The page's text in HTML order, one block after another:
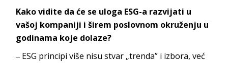
Kako vidite da će se uloga ESG-a razvijati u
vašoj kompaniji i širem poslovnom okruženju u
godinama koje dolaze?
‒ ESG principi više nisu stvar „trenda” i izbora, već